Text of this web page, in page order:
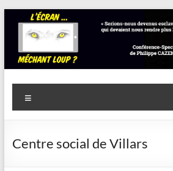
contenu
Savoir
en
actes
Centre social de Villars